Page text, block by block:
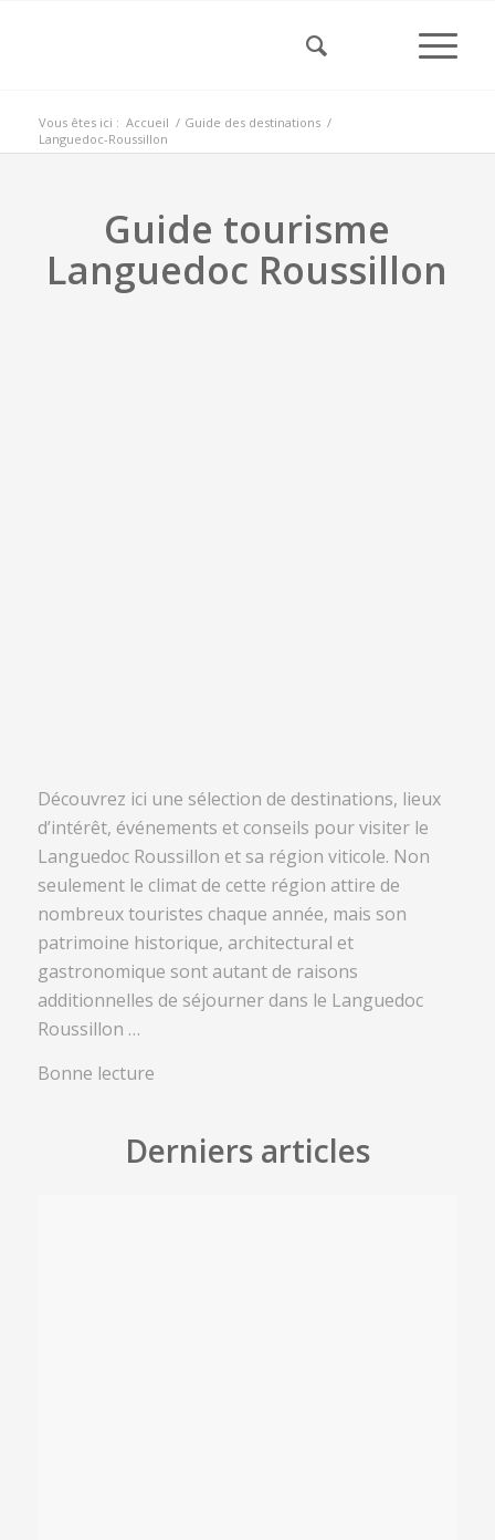
Vous êtes ici : Accueil / Guide des destinations /
Languedoc-Roussillon
Guide tourisme
Languedoc Roussillon
Découvrez ici une sélection de destinations, lieux
d’intérêt, événements et conseils pour visiter le
Languedoc Roussillon et sa région viticole. Non
seulement le climat de cette région attire de
nombreux touristes chaque année, mais son
patrimoine historique, architectural et
gastronomique sont autant de raisons
additionnelles de séjourner dans le Languedoc
Roussillon …
Bonne lecture
Derniers articles